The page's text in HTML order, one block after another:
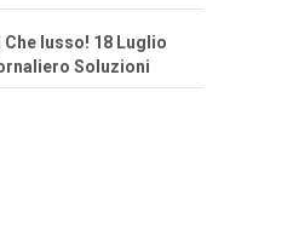
lusso! 18 Luglio
Soluzioni